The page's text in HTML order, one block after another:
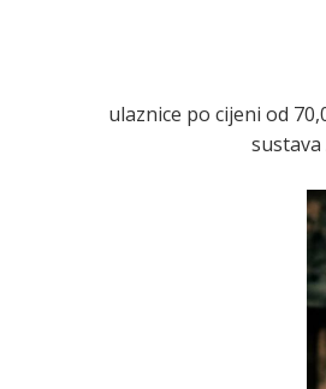
ulaznice po cijeni od